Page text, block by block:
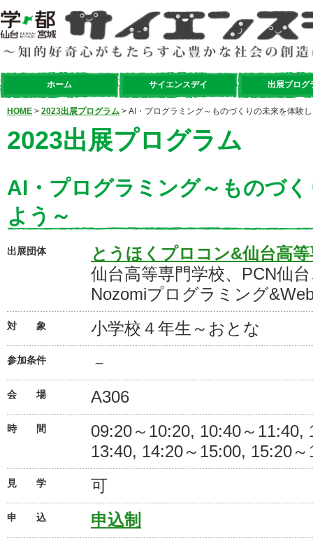
ホーム サイエンスデイ 出展プログ
HOME > 2023出展プログラム > AI・プログラミング～ものづくりの未来を体験
2023出展プログラム
AI・プログラミング～ものづ
よう～
出展団体
とうほくプロコン&仙台高
仙台高等専門学校、PCN仙
Nozomiプログラミング
対 象 小学校４年生～おとな
参加条件 －
会 場 A306
時 間
09:20～10:20, 10:40～11:40,
13:40, 14:20～15:00, 15:20～
見 学 可
申 込 申込制